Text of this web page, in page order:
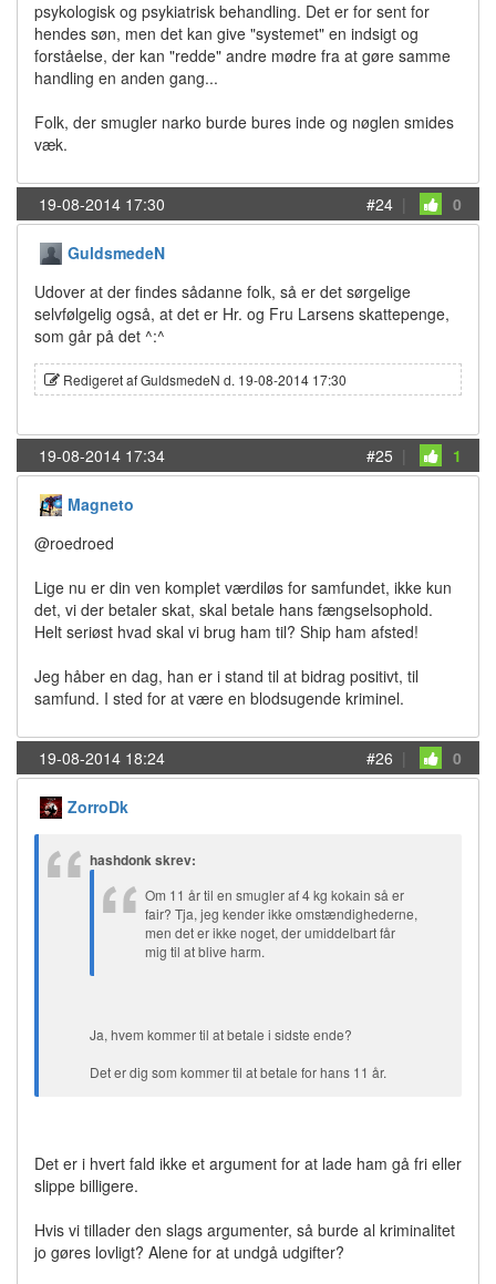
psykologisk og psykiatrisk behandling. Det er for sent for
hendes søn, men det kan give "systemet" en indsigt og
forståelse, der kan "redde" andre mødre fra at gøre samme
handling en anden gang...
Folk, der smugler narko burde bures inde og nøglen smides
væk.
19-08-2014 17:30 #24 | 0
GuldsmedeN
Udover at der findes sådanne folk, så er det sørgelige
selvfølgelig også, at det er Hr. og Fru Larsens skattepenge,
som går på det ^:^
Redigeret af GuldsmedeN d. 19-08-2014 17:30
19-08-2014 17:34 #25 | 1
Magneto
@roedroed
Lige nu er din ven komplet værdiløs for samfundet, ikke kun
det, vi der betaler skat, skal betale hans fængselsophold.
Helt seriøst hvad skal vi brug ham til? Ship ham afsted!
Jeg håber en dag, han er i stand til at bidrag positivt, til
samfund. I sted for at være en blodsugende kriminel.
19-08-2014 18:24 #26 | 0
ZorroDk
hashdonk skrev:
Om 11 år til en smugler af 4 kg kokain så er
fair? Tja, jeg kender ikke omstændighederne,
men det er ikke noget, der umiddelbart får
mig til at blive harm.
Ja, hvem kommer til at betale i sidste ende?
Det er dig som kommer til at betale for hans 11 år.
Det er i hvert fald ikke et argument for at lade ham gå fri eller
slippe billigere.
Hvis vi tillader den slags argumenter, så burde al kriminalitet
jo gøres lovligt? Alene for at undgå udgifter?